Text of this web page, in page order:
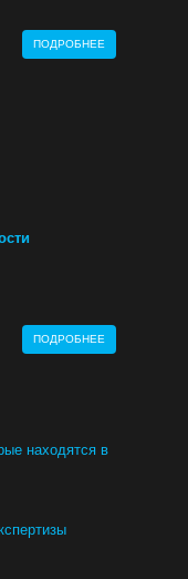
ПОДРОБНЕЕ
ПОДРОБНЕЕ
находятся в